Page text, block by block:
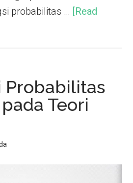
probabilitas … [Read
Probabilitas
Teori